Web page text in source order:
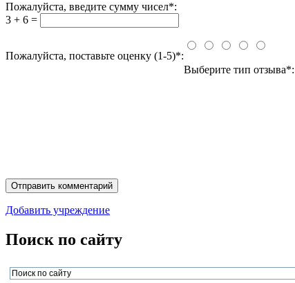
Пожалуйста, введите сумму чисел*:
3 + 6 =
Пожалуйста, поставьте оценку (1-5)*:
Выберите тип отзыва*:
Добавить учреждение
Поиск по сайту